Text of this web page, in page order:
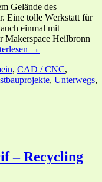
Gelände des
Eine tolle Werkstatt für
einmal mit
Makerspace Heilbronn
→
, CAD / CNC,
, Unterwegs,
– Recycling